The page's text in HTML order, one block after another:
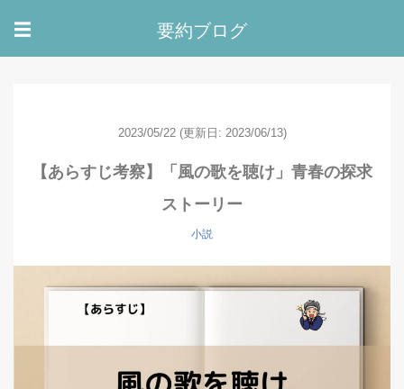
☰ 要約ブログ
2023/05/22 (更新日: 2023/06/13)
【あらすじ考察】「風の歌を聴け」青春の探求
ストーリー
小説